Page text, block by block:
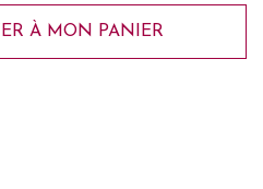
À MON PANIER